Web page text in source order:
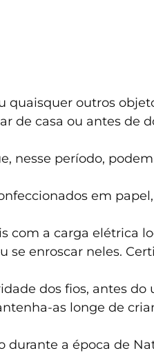
quaisquer outros
de casa ou antes de
nesse período,
em
com a carga elétrica
se enroscar neles.
dos fios, antes do
as longe de
durante a época de